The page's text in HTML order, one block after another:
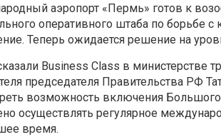
аэропорт «Пермь» готов к
оперативного штаба по борьбе
Теперь ожидается решение на
Business Class в министерстве
председателя Правительства РФ
возможность включения
осуществлять регулярное
время.